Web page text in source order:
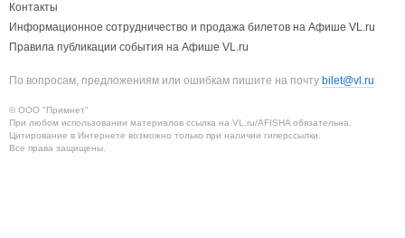
Контакты
Информационное сотрудничество и продажа билетов на Афише VL.ru
Правила публикации события на Афише VL.ru
По вопросам, предложениям или ошибкам пишите на почту bilet@vl.ru
© ООО "Примнет"
При любом использовании материалов ссылка на VL.ru/AFISHA обязательна.
Цитирование в Интернете возможно только при наличии гиперссылки.
Все права защищены.